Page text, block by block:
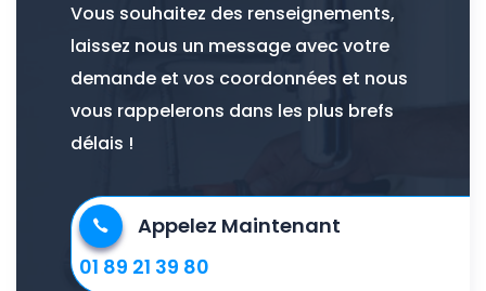
Vous souhaitez des renseignements,
laissez nous un message avec votre
demande et vos coordonnées et nous
vous rappelerons dans les plus brefs
délais !
Appelez Maintenant
01 89 21 39 80